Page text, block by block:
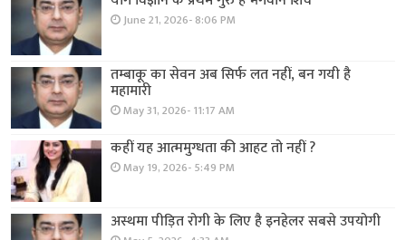
June 21, 2026- 8:06 PM
तम्बाकू का सेवन अब सिर्फ लत नहीं, बन गयी है
महामारी
May 31, 2026- 11:17 AM
कहीं यह आत्ममुग्धता की आहट तो नहीं ?
May 19, 2026- 5:49 PM
अस्थमा पीड़ित रोगी के लिए है इनहेलर सबसे उपयोगी